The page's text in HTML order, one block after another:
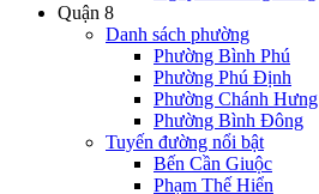
Quận 8
Danh sách phường
Phường Bình Phú
Phường Phú Định
Phường Chánh Hưng
Phường Bình Đông
Tuyến đường nổi bật
Bến Cần Giuộc
Phạm Thế Hiển